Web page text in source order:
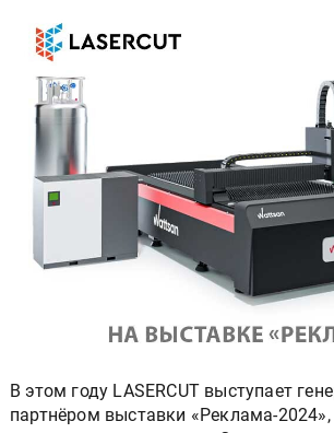
В этом году LASERCUT выступает
партнёром выставки «Реклама-2024»,